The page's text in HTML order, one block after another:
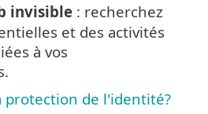
invisible : recherchez
et des activités
à vos
protection de l'identité?